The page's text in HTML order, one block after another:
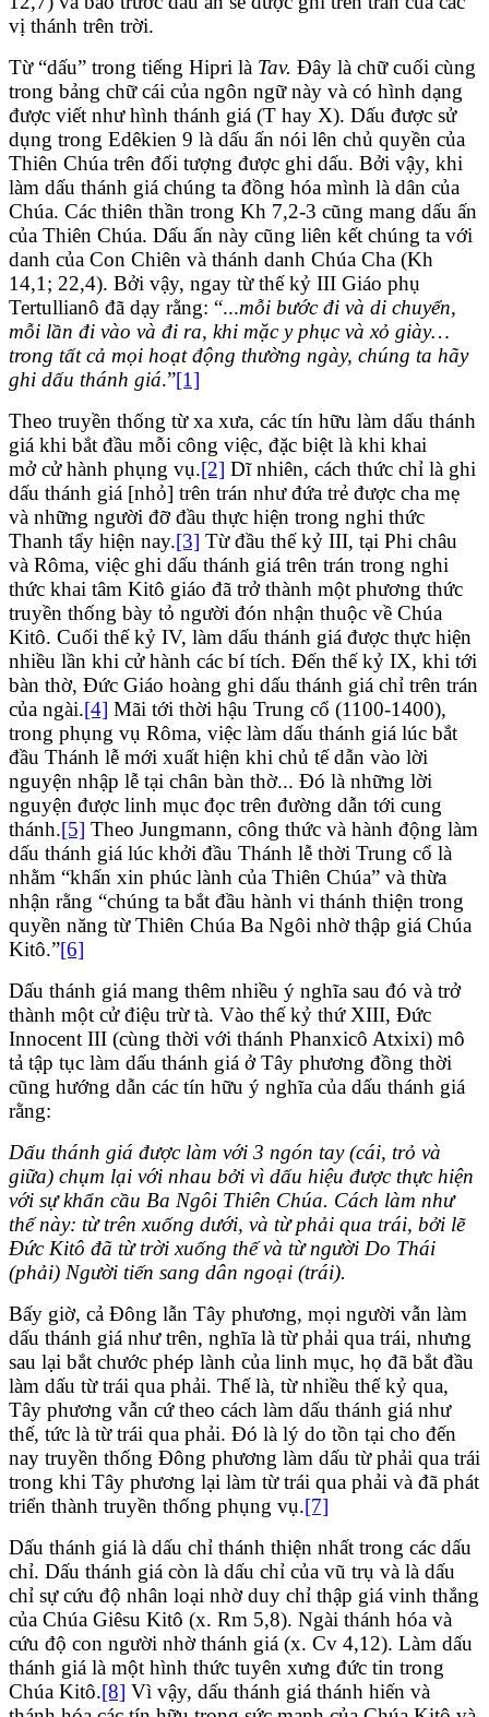
vị thánh trên trời.
Từ “dấu” trong tiếng Hipri là Tav. Đây là chữ cuối cùng
trong bảng chữ cái của ngôn ngữ này và có hình dạng
được viết như hình thánh giá (T hay X). Dấu được sử
dụng trong Edêkien 9 là dấu ấn nói lên chủ quyền của
Thiên Chúa trên đối tượng được ghi dấu. Bởi vậy, khi
làm dấu thánh giá chúng ta đồng hóa mình là dân của
Chúa. Các thiên thần trong Kh 7,2-3 cũng mang dấu ấn
của Thiên Chúa. Dấu ấn này cũng liên kết chúng ta với
danh của Con Chiên và thánh danh Chúa Cha (Kh
14,1; 22,4). Bởi vậy, ngay từ thế kỷ III Giáo phụ
Tertullianô đã dạy rằng: “...mỗi bước đi và di chuyển,
mỗi lần đi vào và đi ra, khi mặc y phục và xỏ giày…
trong tất cả mọi hoạt động thường ngày, chúng ta hãy
ghi dấu thánh giá.”[1]
Theo truyền thống từ xa xưa, các tín hữu làm dấu thánh
giá khi bắt đầu mỗi công việc, đặc biệt là khi khai
mở cử hành phụng vụ.[2] Dĩ nhiên, cách thức chỉ là ghi
dấu thánh giá [nhỏ] trên trán như đứa trẻ được cha mẹ
và những người đỡ đầu thực hiện trong nghi thức
Thanh tẩy hiện nay.[3] Từ đầu thế kỷ III, tại Phi châu
và Rôma, việc ghi dấu thánh giá trên trán trong nghi
thức khai tâm Kitô giáo đã trở thành một phương thức
truyền thống bày tỏ người đón nhận thuộc về Chúa
Kitô. Cuối thế kỷ IV, làm dấu thánh giá được thực hiện
nhiều lần khi cử hành các bí tích. Đến thế kỷ IX, khi tới
bàn thờ, Đức Giáo hoàng ghi dấu thánh giá chỉ trên trán
của ngài.[4] Mãi tới thời hậu Trung cổ (1100-1400),
trong phụng vụ Rôma, việc làm dấu thánh giá lúc bắt
đầu Thánh lễ mới xuất hiện khi chủ tế dẫn vào lời
nguyện nhập lễ tại chân bàn thờ... Đó là những lời
nguyện được linh mục đọc trên đường dẫn tới cung
thánh.[5] Theo Jungmann, công thức và hành động làm
dấu thánh giá lúc khởi đầu Thánh lễ thời Trung cổ là
nhằm “khấn xin phúc lành của Thiên Chúa” và thừa
nhận rằng “chúng ta bắt đầu hành vi thánh thiện trong
quyền năng từ Thiên Chúa Ba Ngôi nhờ thập giá Chúa
Kitô.”[6]
Dấu thánh giá mang thêm nhiều ý nghĩa sau đó và trở
thành một cử điệu trừ tà. Vào thế kỷ thứ XIII, Đức
Innocent III (cùng thời với thánh Phanxicô Atxixi) mô
tả tập tục làm dấu thánh giá ở Tây phương đồng thời
cũng hướng dẫn các tín hữu ý nghĩa của dấu thánh giá
rằng:
Dấu thánh giá được làm với 3 ngón tay (cái, trỏ và
giữa) chụm lại với nhau bởi vì dấu hiệu được thực hiện
với sự khẩn cầu Ba Ngôi Thiên Chúa. Cách làm như
thế này: từ trên xuống dưới, và từ phải qua trái, bởi lẽ
Đức Kitô đã từ trời xuống thế và từ người Do Thái
(phải) Người tiến sang dân ngoại (trái).
Bấy giờ, cả Đông lẫn Tây phương, mọi người vẫn làm
dấu thánh giá như trên, nghĩa là từ phải qua trái, nhưng
sau lại bắt chước phép lành của linh mục, họ đã bắt đầu
làm dấu từ trái qua phải. Thế là, từ nhiều thế kỷ qua,
Tây phương vẫn cứ theo cách làm dấu thánh giá như
thế, tức là từ trái qua phải. Đó là lý do tồn tại cho đến
nay truyền thống Đông phương làm dấu từ phải qua trái
trong khi Tây phương lại làm từ trái qua phải và đã phát
triển thành truyền thống phụng vụ.[7]
Dấu thánh giá là dấu chỉ thánh thiện nhất trong các dấu
chỉ. Dấu thánh giá còn là dấu chỉ của vũ trụ và là dấu
chỉ sự cứu độ nhân loại nhờ duy chỉ thập giá vinh thắng
của Chúa Giêsu Kitô (x. Rm 5,8). Ngài thánh hóa và
cứu độ con người nhờ thánh giá (x. Cv 4,12). Làm dấu
thánh giá là một hình thức tuyên xưng đức tin trong
Chúa Kitô.[8] Vì vậy, dấu thánh giá thánh hiến và